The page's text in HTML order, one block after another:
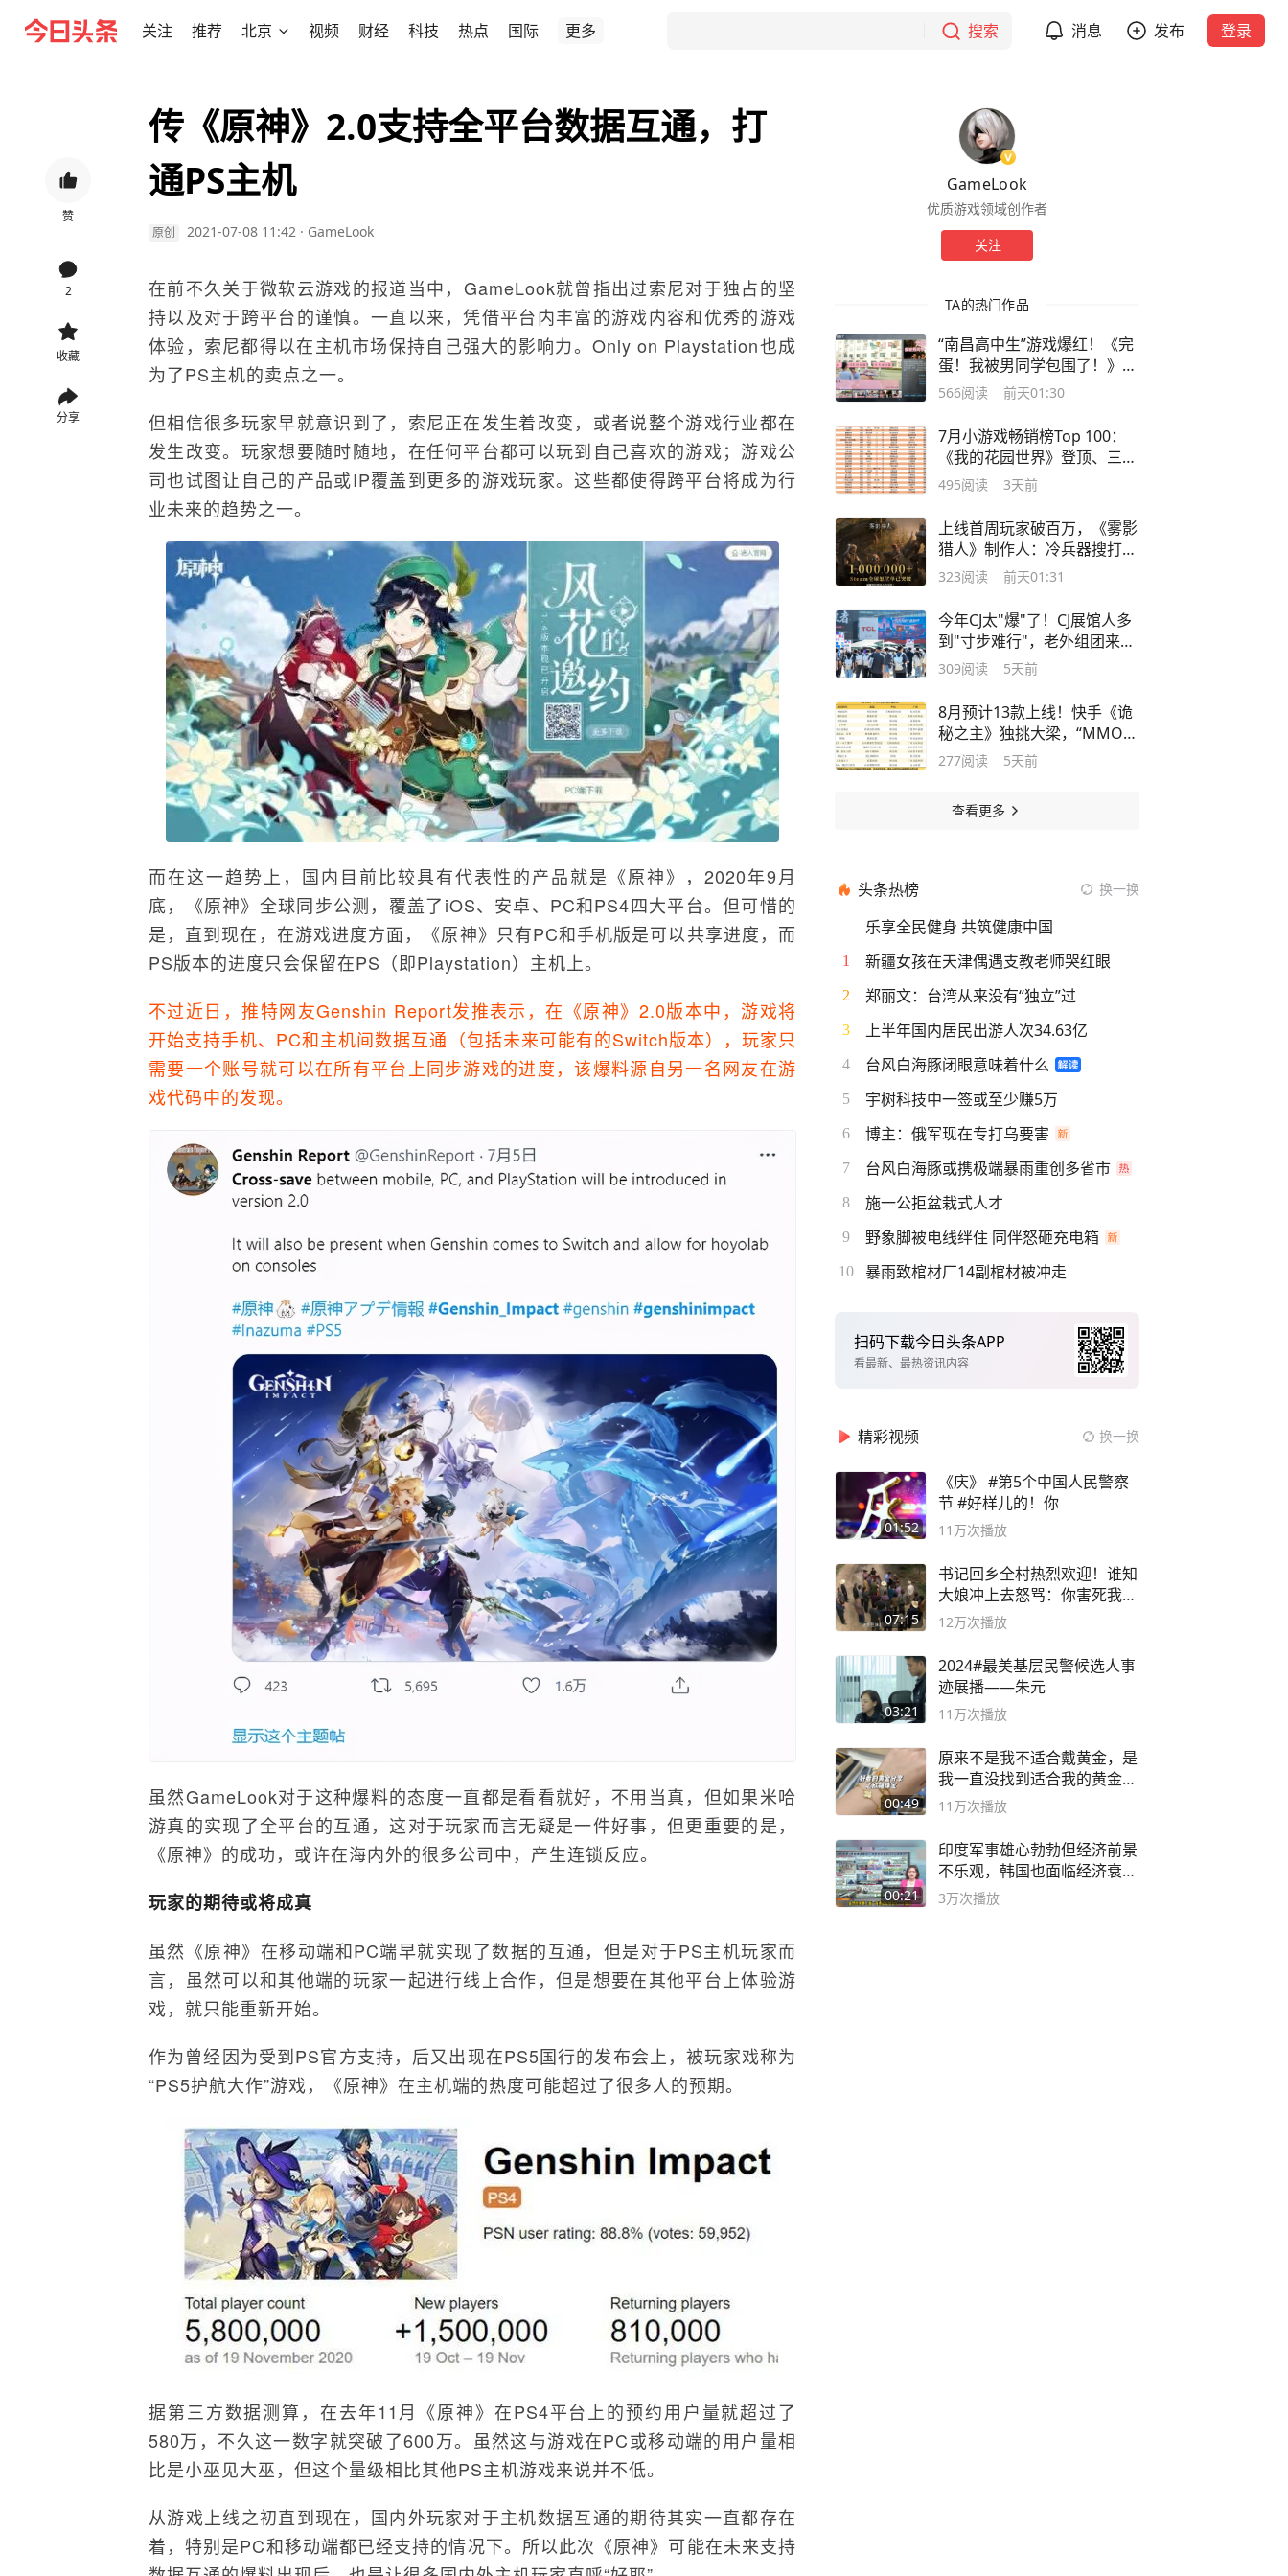
关注 推荐 北京 视频 财经 科技 热点 国际 更多 搜索 消息 发布 登录
赞
2
收藏
分享
传《原神》2.0支持全平台数据互通，打
通PS主机
原创 2021-07-08 11:42 · GameLook
在前不久关于微软云游戏的报道当中，GameLook就曾指出过索尼对于独占的坚
持以及对于跨平台的谨慎。一直以来，凭借平台内丰富的游戏内容和优秀的游戏
体验，索尼都得以在主机市场保持自己强大的影响力。Only on Playstation也成
为了PS主机的卖点之一。
但相信很多玩家早就意识到了，索尼正在发生着改变，或者说整个游戏行业都在
发生改变。玩家想要随时随地，在任何平台都可以玩到自己喜欢的游戏；游戏公
司也试图让自己的产品或IP覆盖到更多的游戏玩家。这些都使得跨平台将成为行
业未来的趋势之一。
而在这一趋势上，国内目前比较具有代表性的产品就是《原神》，2020年9月
底，《原神》全球同步公测，覆盖了iOS、安卓、PC和PS4四大平台。但可惜的
是，直到现在，在游戏进度方面，《原神》只有PC和手机版是可以共享进度，而
PS版本的进度只会保留在PS（即Playstation）主机上。
不过近日，推特网友Genshin Report发推表示，在《原神》2.0版本中，游戏将
开始支持手机、PC和主机间数据互通（包括未来可能有的Switch版本），玩家只
需要一个账号就可以在所有平台上同步游戏的进度，该爆料源自另一名网友在游
戏代码中的发现。
虽然GameLook对于这种爆料的态度一直都是看看就好，不用当真，但如果米哈
游真的实现了全平台的互通，这对于玩家而言无疑是一件好事，但更重要的是，
《原神》的成功，或许在海内外的很多公司中，产生连锁反应。
玩家的期待或将成真
虽然《原神》在移动端和PC端早就实现了数据的互通，但是对于PS主机玩家而
言，虽然可以和其他端的玩家一起进行线上合作，但是想要在其他平台上体验游
戏，就只能重新开始。
作为曾经因为受到PS官方支持，后又出现在PS5国行的发布会上，被玩家戏称为
“PS5护航大作”游戏，《原神》在主机端的热度可能超过了很多人的预期。
据第三方数据测算，在去年11月《原神》在PS4平台上的预约用户量就超过了
580万，不久这一数字就突破了600万。虽然这与游戏在PC或移动端的用户量相
比是小巫见大巫，但这个量级相比其他PS主机游戏来说并不低。
从游戏上线之初直到现在，国内外玩家对于主机数据互通的期待其实一直都存在
着，特别是PC和移动端都已经支持的情况下。所以此次《原神》可能在未来支持
GameLook
优质游戏领域创作者
关注
TA的热门作品
“南昌高中生”游戏爆红！《完
蛋！我被男同学包围了！》多
抽象？
566阅读 前天01:30
7月小游戏畅销榜Top 100：
《我的花园世界》登顶、三七
6款入榜领跑
495阅读 3天前
上线首周玩家破百万，《雾影
猎人》制作人：冷兵器搜打撤
方向正确
323阅读 前天01:31
今年CJ太"爆"了！CJ展馆人多
到"寸步难行"，老外组团来抢
中国游戏
309阅读 5天前
8月预计13款上线！快手《诡
秘之主》独挑大梁，“MMO最
后一舞”？
277阅读 5天前
查看更多
头条热榜 换一换
乐享全民健身 共筑健康中国
1 新疆女孩在天津偶遇支教老师哭红眼
2 郑丽文：台湾从来没有“独立”过
3 上半年国内居民出游人次34.63亿
4 台风白海豚闭眼意味着什么
5 宇树科技中一签或至少赚5万
6 博主：俄军现在专打乌要害
7 台风白海豚或携极端暴雨重创多省市
8 施一公拒盆栽式人才
9 野象脚被电线绊住 同伴怒砸充电箱
10 暴雨致棺材厂14副棺材被冲走
扫码下载今日头条APP
看最新、最热资讯内容
精彩视频 换一换
01:52
《庆》 #第5个中国人民警察
节 #好样儿的！你
11万次播放
07:15
书记回乡全村热烈欢迎！谁知
大娘冲上去怒骂：你害死我儿
子
12万次播放
03:21
2024#最美基层民警候选人事
迹展播——朱元
11万次播放
00:49
原来不是我不适合戴黄金，是
我一直没找到适合我的黄金
😭
11万次播放
00:21
印度军事雄心勃勃但经济前景
不乐观，韩国也面临经济衰退
风险
3万次播放